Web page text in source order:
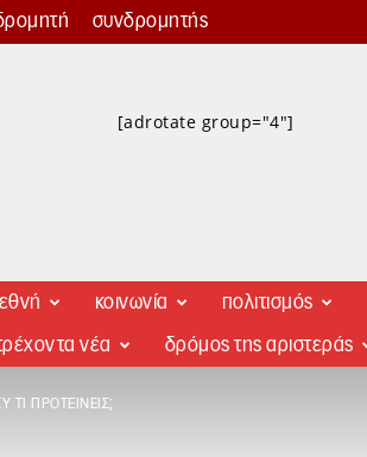
συνδρομητής
[adrotate group="4"]
κοινωνία πολιτισμός
νέα δρόμος της αριστεράς
ΤΙ ΠΡΟΤΕΊΝΕΙΣ;